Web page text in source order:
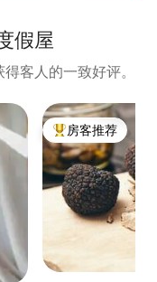
假屋
客人的一致好评。
热门「房客推荐」
房客推荐